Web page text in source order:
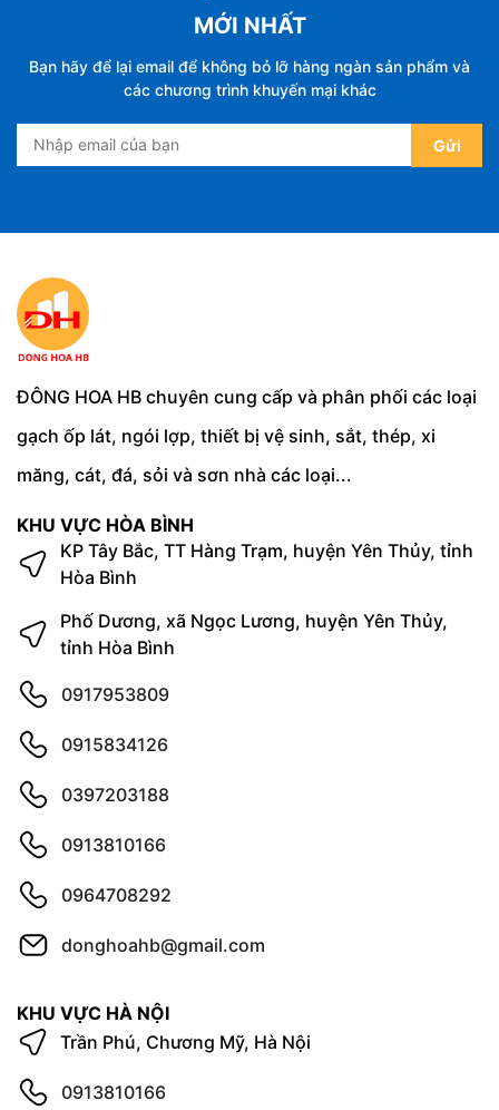
MỚI NHẤT
Bạn hãy để lại email để không bỏ lỡ hàng ngàn sản phẩm và
các chương trình khuyến mại khác
Gửi
ĐÔNG HOA HB chuyên cung cấp và phân phối các loại
gạch ốp lát, ngói lợp, thiết bị vệ sinh, sắt, thép, xi
măng, cát, đá, sỏi và sơn nhà các loại...
KHU VỰC HÒA BÌNH
KP Tây Bắc, TT Hàng Trạm, huyện Yên Thủy, tỉnh
Hòa Bình
Phố Dương, xã Ngọc Lương, huyện Yên Thủy,
tỉnh Hòa Bình
0917953809
0915834126
0397203188
0913810166
0964708292
donghoahb@gmail.com
KHU VỰC HÀ NỘI
Trần Phú, Chương Mỹ, Hà Nội
0913810166